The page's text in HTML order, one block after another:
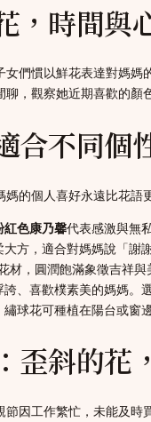
，時間與
們慣以鮮花表達對媽媽
，觀察她近期喜歡的顏
合不同個
的個人喜好永遠比花語
紅色康乃馨代表感激與無
大方，適合對媽媽說「謝
材，圓潤飽滿象徵吉祥
誇、喜歡樸素美的媽媽。
球花可種植在陽台或窗
歪斜的花
因工作繁忙，未能及